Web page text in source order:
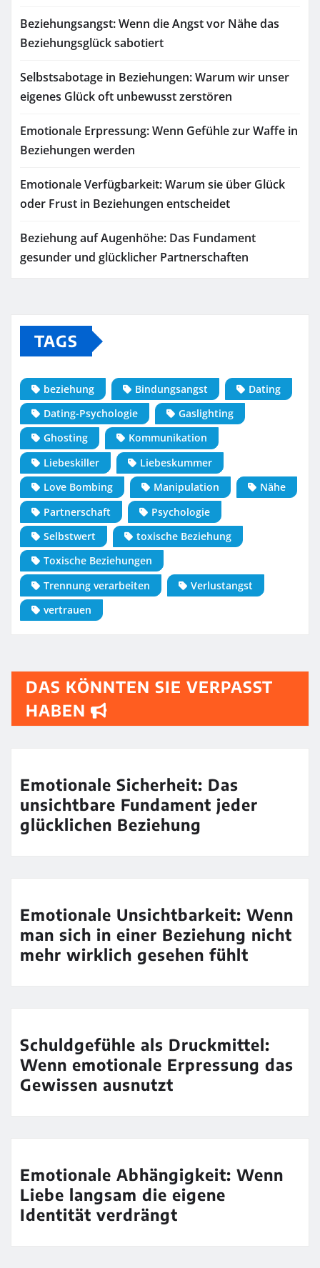
Beziehungsangst: Wenn die Angst vor Nähe das
Beziehungsglück sabotiert
Selbstsabotage in Beziehungen: Warum wir unser
eigenes Glück oft unbewusst zerstören
Emotionale Erpressung: Wenn Gefühle zur Waffe in
Beziehungen werden
Emotionale Verfügbarkeit: Warum sie über Glück
oder Frust in Beziehungen entscheidet
Beziehung auf Augenhöhe: Das Fundament
gesunder und glücklicher Partnerschaften
TAGS
beziehung Bindungsangst
Dating
Dating-Psychologie
Gaslighting
Ghosting
Kommunikation
Liebeskiller
Liebeskummer
Love Bombing
Manipulation
Nähe
Partnerschaft
Psychologie
Selbstwert
toxische Beziehung
Toxische Beziehungen
Trennung verarbeiten
Verlustangst
vertrauen
DAS KÖNNTEN SIE VERPASST
HABEN
Emotionale Sicherheit: Das
unsichtbare Fundament jeder
glücklichen Beziehung
Emotionale Unsichtbarkeit: Wenn
man sich in einer Beziehung nicht
mehr wirklich gesehen fühlt
Schuldgefühle als Druckmittel:
Wenn emotionale Erpressung das
Gewissen ausnutzt
Emotionale Abhängigkeit: Wenn
Liebe langsam die eigene
Identität verdrängt